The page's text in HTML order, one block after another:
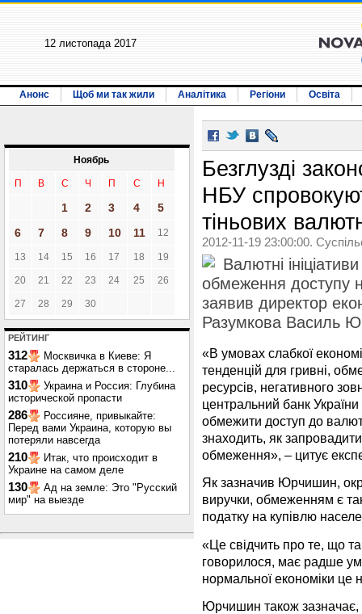
12 листопада 2017
Анонс Щоб ми так жили Аналітика Регіони Освіта
Ноябрь
П В С Ч П С Н
1 2 3 4
5
6
7 8 9 10 11 12
13 14 15 16 17 18 19
20 21 22 23 24 25 26
27 28 29 30
РЕЙТИНГ
312
Москвичка в Киеве: Я
старалась держаться в стороне...
310
Украина и Россия: Глубина
исторической пропасти
286
Россияне, привыкайте:
Перед вами Украина, которую вы
потеряли навсегда
210
Итак, что происходит в
Украине на самом деле
130
Ад на земле: Это "Русский
мир" на выезде
Безглузді
НБУ
тіньових
2012-11-19 23:00:00.
Валютні
обмеження доступу
заявив директор
Разумкова Василь
«В умовах слабкої
тенденцій для гривні,
ресурсів, негативного
центральний банк
обмежити доступ до
знаходить, як запровадити
обмеження», – цитує
Як зазначив Юрчишин,
виручки, обмеженням є
податку на купівлю
«Це свідчить про те, що та
говорилося, має радше
нормальної економіки це
Юрчишин також зазначає,